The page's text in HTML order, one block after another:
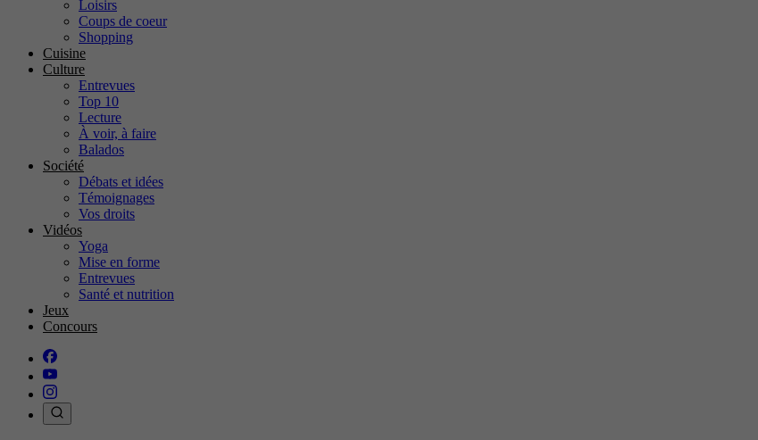
Loisirs
Coups de coeur
Shopping
Cuisine
Culture
Entrevues
Top 10
Lecture
À voir, à faire
Balados
Société
Débats et idées
Témoignages
Vos droits
Vidéos
Yoga
Mise en forme
Entrevues
Santé et nutrition
Jeux
Concours